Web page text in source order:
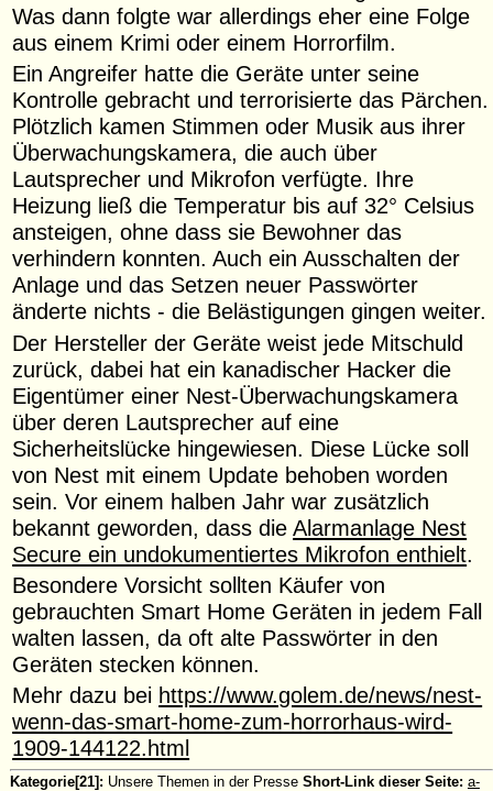
Was dann folgte war allerdings eher eine Folge
aus einem Krimi oder einem Horrorfilm.
Ein Angreifer hatte die Geräte unter seine
Kontrolle gebracht und terrorisierte das Pärchen.
Plötzlich kamen Stimmen oder Musik aus ihrer
Überwachungskamera, die auch über
Lautsprecher und Mikrofon verfügte. Ihre
Heizung ließ die Temperatur bis auf 32° Celsius
ansteigen, ohne dass sie Bewohner das
verhindern konnten. Auch ein Ausschalten der
Anlage und das Setzen neuer Passwörter
änderte nichts - die Belästigungen gingen weiter.
Der Hersteller der Geräte weist jede Mitschuld
zurück, dabei hat ein kanadischer Hacker die
Eigentümer einer Nest-Überwachungskamera
über deren Lautsprecher auf eine
Sicherheitslücke hingewiesen. Diese Lücke soll
von Nest mit einem Update behoben worden
sein. Vor einem halben Jahr war zusätzlich
bekannt geworden, dass die Alarmanlage Nest
Secure ein undokumentiertes Mikrofon enthielt
Besondere Vorsicht sollten Käufer von
gebrauchten Smart Home Geräten in jedem Fall
walten lassen, da oft alte Passwörter in den
Geräten stecken können.
Mehr dazu bei https://www.golem.de/news/nest-
wenn-das-smart-home-zum-horrorhaus-wird-
1909-144122.html
Kategorie[21]: Unsere Themen in der Presse Short-Link dieser Seite: a-